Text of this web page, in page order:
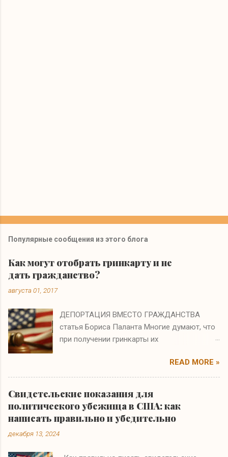
Популярные сообщения из этого блога
Как могут отобрать гринкарту и не
дать гражданство?
августа 01, 2017
ДЕПОРТАЦИЯ ВМЕСТО ГРАЖДАНСТВА
статья Бориса Паланта Многие думают, что
при получении гринкарты их
Они ошибаются. Если на интервью по
натурализации иммиграционный офицер
ошибке или в результате мошенничества, то
вам не только откажут в гражданстве, но и
аннулируют гринкарту и начнут процесс
READ MORE »
Свидетельские показания для
политического убежища в США: как
написать правильно и убедительно
декабря 13, 2024